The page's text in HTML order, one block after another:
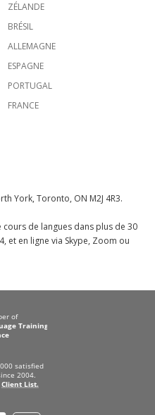
ZÉLANDE
BRÉSIL
ALLEMAGNE
ESPAGNE
PORTUGAL
FRANCE
York, Toronto, ON M2J 4R3.
de langues dans plus de 30
et en ligne via Skype, Zoom ou